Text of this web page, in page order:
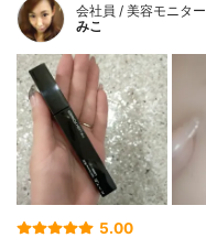
会社員 / 美容モニター
みこ
5.00